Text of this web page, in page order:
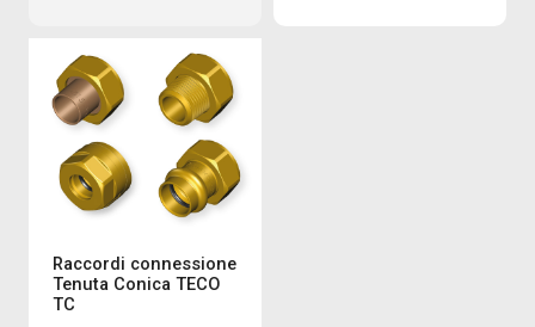
Raccordi connessione
Tenuta Conica TECO
TC